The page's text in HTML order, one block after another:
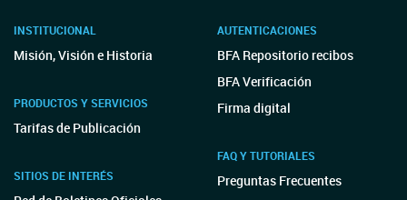
INSTITUCIONAL
Misión, Visión e Historia
PRODUCTOS Y SERVICIOS
Tarifas de Publicación
SITIOS DE INTERÉS
AUTENTICACIONES
BFA Repositorio recibos
BFA Verificación
Firma digital
FAQ Y TUTORIALES
Preguntas Frecuentes